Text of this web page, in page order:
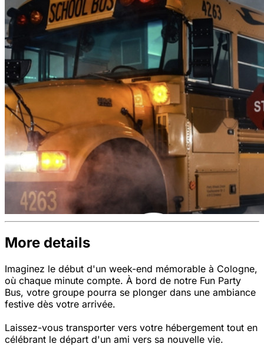
More details
Imaginez le début d'un week-end mémorable à Cologne,
où chaque minute compte. À bord de notre Fun Party
Bus, votre groupe pourra se plonger dans une ambiance
festive dès votre arrivée.
Laissez-vous transporter vers votre hébergement tout en
célébrant le départ d'un ami vers sa nouvelle vie.